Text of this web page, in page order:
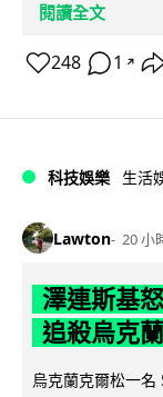
閱讀全文
248 1 ↗
科技娛樂 生活
Lawton 20 小
澤連斯基
追殺烏克
烏克蘭克爾松一